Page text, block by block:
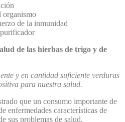
organismo
de la inmunidad
de las hierbas de trigo y de
y en cantidad suficiente verduras
para nuestra salud.
que un consumo importante de
enfermedades características de
sus problemas de salud.